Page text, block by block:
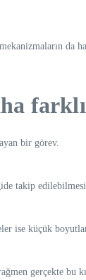
da
bir görev.
takip
ise küçük
gerçekte bu